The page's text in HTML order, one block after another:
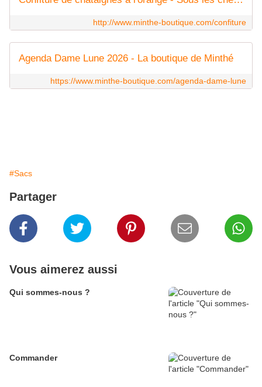
http://www.minthe-boutique.com/confiture
Agenda Dame Lune 2026 - La boutique de Minthé
https://www.minthe-boutique.com/agenda-dame-lune
#Sacs
Partager
Vous aimerez aussi
Qui sommes-nous ?
Commander